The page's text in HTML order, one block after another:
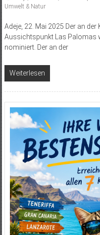
Umwelt & Natur
Adeje, 22. Mai 2025 Der an
Aussichtspunkt Las Palomas
nominiert. Der an der
Weiterlesen